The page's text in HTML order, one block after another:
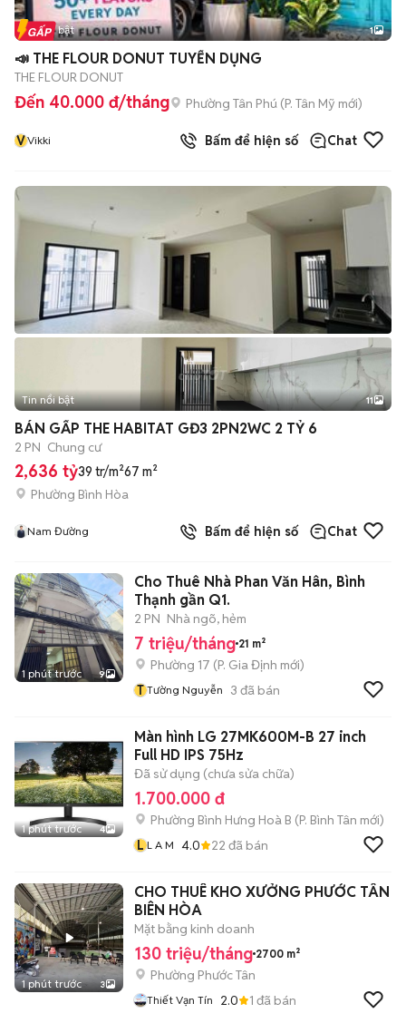
Tin nổi bật 1
📣 THE FLOUR DONUT TUYỂN DỤNG
THE FLOUR DONUT
Đến 40.000 đ/tháng Phường Tân Phú (P. Tân Mỹ mới)
VVikki Bấm để hiện số Chat
+2
Tin nổi bật 11
BÁN GẤP THE HABITAT GĐ3 2PN2WC 2 TỶ 6
2 PN Chung cư
2,636 tỷ39 tr/m²67 m²
Phường Bình Hòa
Nam Đường Bấm để hiện số Chat
1 phút trước 9
Cho Thuê Nhà Phan Văn Hân, Bình
Thạnh gần Q1.
2 PN Nhà ngõ, hẻm
7 triệu/tháng 21 m²
Phường 17 (P. Gia Định mới)
T Tường Nguyễn 3 đã bán
1 phút trước 4
Màn hình LG 27MK600M-B 27 inch
Full HD IPS 75Hz
Đã sử dụng (chưa sửa chữa)
1.700.000 đ
Phường Bình Hưng Hoà B (P. Bình Tân mới)
L
L A M 4.0 22 đã bán
1 phút trước 3
CHO THUÊ KHO XƯỞNG PHƯỚC TÂN
BIÊN HÒA
Mặt bằng kinh doanh
130 triệu/tháng 2700 m²
Phường Phước Tân
Thiết Vạn Tín 2.0 1 đã bán